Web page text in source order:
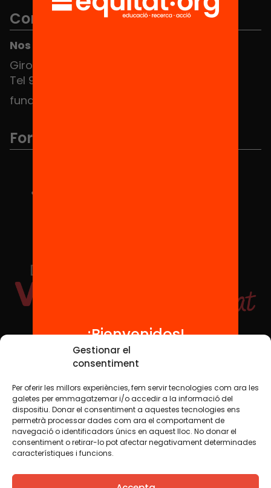
Gestionar el
consentiment
Per oferir les millors experiències, fem servir tecnologies com ara les
galetes per emmagatzemar i/o accedir a la informació del
dispositiu. Donar el consentiment a aquestes tecnologies ens
permetrà processar dades com ara el comportament de
navegació o identificadors únics en aquest lloc. No donar el
consentiment o retirar-lo pot afectar negativament determinades
característiques i funcions.
Contacto
Nos puedes encontrar en el HUB Social
Girona 34, interior 08010 Barcelona
Tel 934 588 700
fundacio@equitat.org
Formamos parte de...
Redes sociales
TWT YTB IG FB IN
Aviso legalPolítica de cookies
Creemos que el conocimiento debe compartirse. Por eso
¡Bienvenidos!